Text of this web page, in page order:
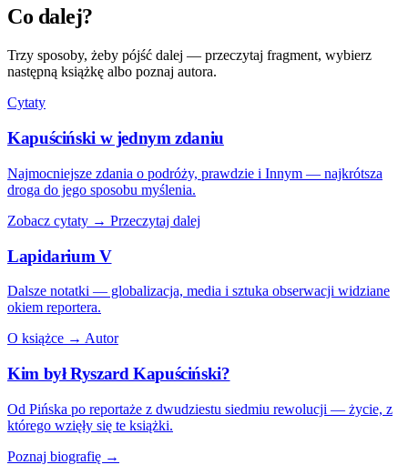
Co dalej?
Trzy sposoby, żeby pójść dalej — przeczytaj fragment, wybierz
następną książkę albo poznaj autora.
Cytaty
Kapuściński w jednym zdaniu
Najmocniejsze zdania o podróży, prawdzie i Innym — najkrótsza
droga do jego sposobu myślenia.
Zobacz cytaty → Przeczytaj dalej
Lapidarium V
Dalsze notatki — globalizacja, media i sztuka obserwacji widziane
okiem reportera.
O książce → Autor
Kim był Ryszard Kapuściński?
Od Pińska po reportaże z dwudziestu siedmiu rewolucji — życie, z
którego wzięły się te książki.
Poznaj biografię →